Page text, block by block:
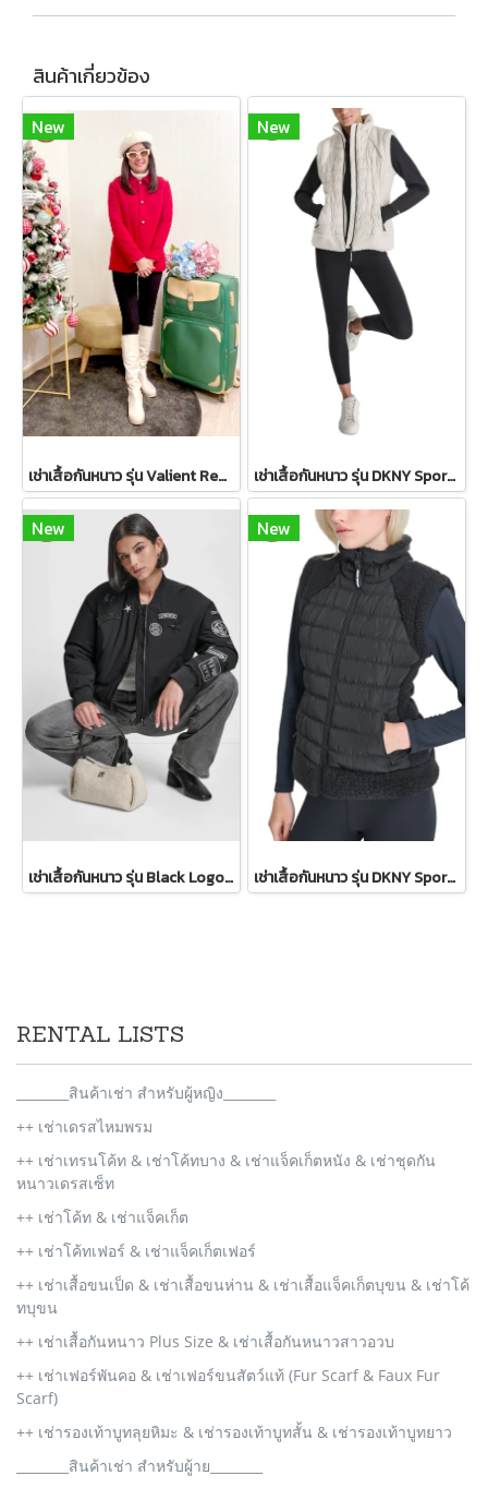
สินค้าเกี่ยวข้อง
New
เช่าเสื้อกันหนาว รุ่น Valient Red PeaCoat 2110GCL1689FARE1
New
เช่าเสื้อกันหนาว รุ่น DKNY Sport Sherpa-Trim Puffer Vest - Ivory WINTERCLOTHFA0151
New
เช่าเสื้อกันหนาว รุ่น Black Logo Patch Bomber Jacket WINTERCLOTHFA0298
New
เช่าเสื้อกันหนาว รุ่น DKNY Sport Sherpa-Trim Puffer Vest WINTERCLOTHFA0297
RENTAL LISTS
________สินค้าเช่า สำหรับผู้หญิง________
++ เช่าเดรสไหมพรม
++ เช่าเทรนโค้ท & เช่าโค้ทบาง & เช่าแจ็คเก็ตหนัง & เช่าชุดกัน
หนาวเดรสเซ็ท
++ เช่าโค้ท & เช่าแจ็คเก็ต
++ เช่าโค้ทเฟอร์ & เช่าแจ็คเก็ตเฟอร์
++ เช่าเสื้อขนเป็ด & เช่าเสื้อขนห่าน & เช่าเสื้อแจ็คเก็ตบุขน & เช่าโค้
ทบุขน
++ เช่าเสื้อกันหนาว Plus Size & เช่าเสื้อกันหนาวสาวอวบ
++ เช่าเฟอร์พันคอ & เช่าเฟอร์ขนสัตว์แท้ (Fur Scarf & Faux Fur
Scarf)
++ เช่ารองเท้าบูทลุยหิมะ & เช่ารองเท้าบูทสั้น & เช่ารองเท้าบูทยาว
________สินค้าเช่า สำหรับผู้าย________